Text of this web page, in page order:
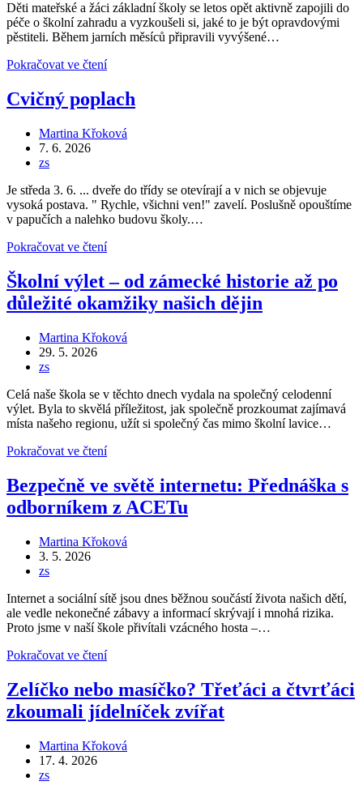
Děti mateřské a žáci základní školy se letos opět aktivně zapojili do
péče o školní zahradu a vyzkoušeli si, jaké to je být opravdovými
pěstiteli. Během jarních měsíců připravili vyvýšené…
Pokračovat ve čteníŠkolní
je
využita
i
Cvičný poplach
Autor
příspěvku
Martina Křoková
Příspěvek
byl
7. 6. 2026
Rubriky
zs
Je středa 3. 6. ... dveře do třídy se otevírají a v nich se objevuje
vysoká postava. " Rychle, všichni ven!" zavelí. Poslušně opouštíme
v papučích a nalehko budovu školy.…
Pokračovat ve čteníCvičný
Školní výlet – od zámecké historie až po
důležité okamžiky našich dějin
Autor
příspěvku
Martina Křoková
Příspěvek
byl
29. 5. 2026
Rubriky
zs
Celá naše škola se v těchto dnech vydala na společný celodenní
výlet. Byla to skvělá příležitost, jak společně prozkoumat zajímavá
místa našeho regionu, užít si společný čas mimo školní lavice…
Pokračovat ve čteníŠkolní
od
zámecké
až
po
našich
dějin
Bezpečně ve světě internetu: Přednáška s
odborníkem z ACETu
Autor
příspěvku
Martina Křoková
Příspěvek
byl
3. 5. 2026
Rubriky
zs
Internet a sociální sítě jsou dnes běžnou součástí života našich dětí,
ale vedle nekonečné zábavy a informací skrývají i mnohá rizika.
Proto jsme v naší škole přivítali vzácného hosta –…
Pokračovat ve čteníBezpečně
internetu:
Přednáška
odborníkem
z
Zelíčko nebo masíčko? Třeťáci a čtvrťáci
zkoumali jídelníček zvířat
Autor
příspěvku
Martina Křoková
Příspěvek
byl
17. 4. 2026
Rubriky
zs